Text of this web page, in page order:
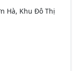
Hà, Khu Đô Thị